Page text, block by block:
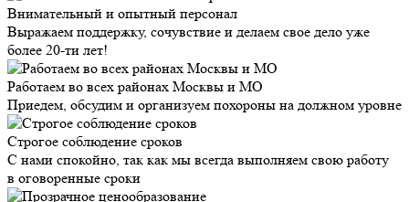
Внимательный и опытный персонал
Выражаем поддержку, сочувствие и делаем свое дело уже
более 20-ти лет!
Работаем во всех районах Москвы и МО
Приедем, обсудим и организуем похороны на должном уровне
Строгое соблюдение сроков
С нами спокойно, так как мы всегда выполняем свою работу
в оговоренные сроки